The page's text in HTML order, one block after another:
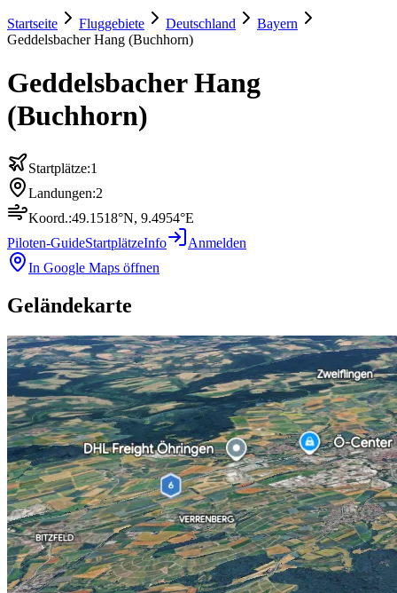
Startseite Fluggebiete Deutschland
Bayern
Geddelsbacher Hang (Buchhorn)
Geddelsbacher Hang
(Buchhorn)
Startplätze:1
Landungen:2
Koord.:49.1518°N, 9.4954°E
Piloten-GuideStartplätzeInfo
Anmelden
In Google Maps öffnen
Geländekarte